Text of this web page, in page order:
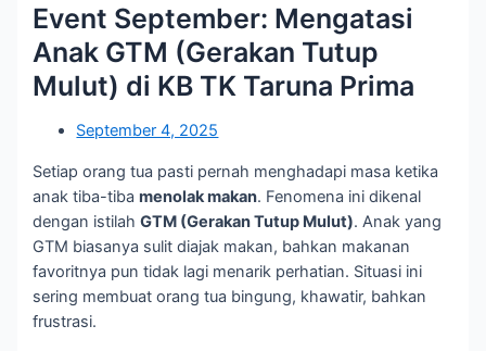
Event September: Mengatasi
Anak GTM (Gerakan Tutup
Mulut) di KB TK Taruna Prima
September 4, 2025
Setiap orang tua pasti pernah menghadapi masa ketika
anak tiba-tibamenolak makan. Fenomena ini dikenal
dengan istilahGTM (Gerakan Tutup Mulut). Anak yang
GTM biasanya sulit diajak makan, bahkan makanan
favoritnya pun tidak lagi menarik perhatian. Situasi ini
sering membuat orang tua bingung, khawatir, bahkan
frustrasi.